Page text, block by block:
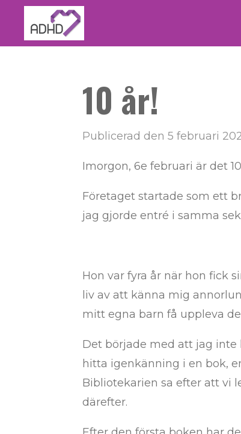
10 år!
Publicerad den 5 februari
Imorgon, 6e februari är det
Företaget startade som ett
jag gjorde entré i samma
Hon var fyra år när hon fick
liv av att känna mig
mitt egna barn få uppleva
Det började med att jag inte
hitta igenkänning i en bok,
Bibliotekarien sa efter att vi
därefter.